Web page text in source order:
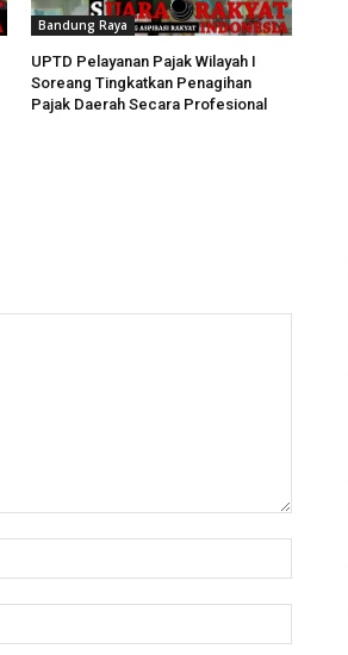
Bandung Raya
UPTD Pelayanan Pajak Wilayah I
Soreang Tingkatkan Penagihan
Pajak Daerah Secara Profesional